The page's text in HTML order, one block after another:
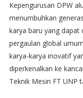
Kepengurusan DPW
menumbuhkan
karya baru yang dapat
pergaulan global
karya-karya inovatif
diperkenalkan ke
Teknik Mesin FT UNP